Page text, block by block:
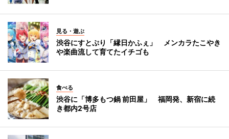
見る・遊ぶ
渋谷にすとぷり「縁日かふぇ」 メンカラたこやき
や楽曲流して育てたイチゴも
食べる
渋谷に「博多もつ鍋 前田屋」 福岡発、新宿に続
き都内2号店